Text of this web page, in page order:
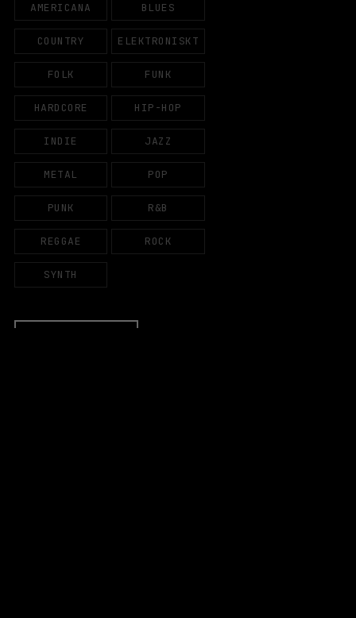
AMERICANA BLUES
COUNTRY ELEKTRONISKT
FOLK FUNK
HARDCORE HIP-HOP
INDIE JAZZ
METAL POP
PUNK R&B
REGGAE ROCK
SYNTH